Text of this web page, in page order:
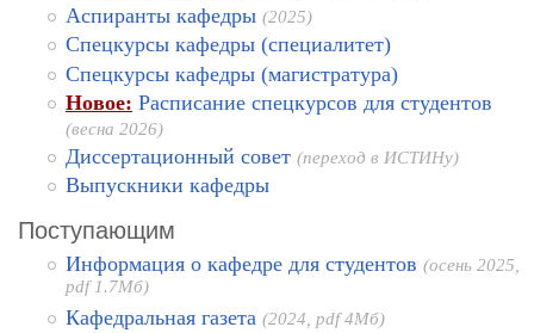
Аспиранты кафедры (2025)
Спецкурсы кафедры (специалитет)
Спецкурсы кафедры (магистратура)
Новое: Расписание спецкурсов для студентов
(весна 2026)
Диссертационный совет (переход в ИСТИНу)
Выпускники кафедры
Поступающим
Информация о кафедре для студентов (осень 2025,
pdf 1.7Мб)
Кафедральная газета (2024, pdf 4Мб)